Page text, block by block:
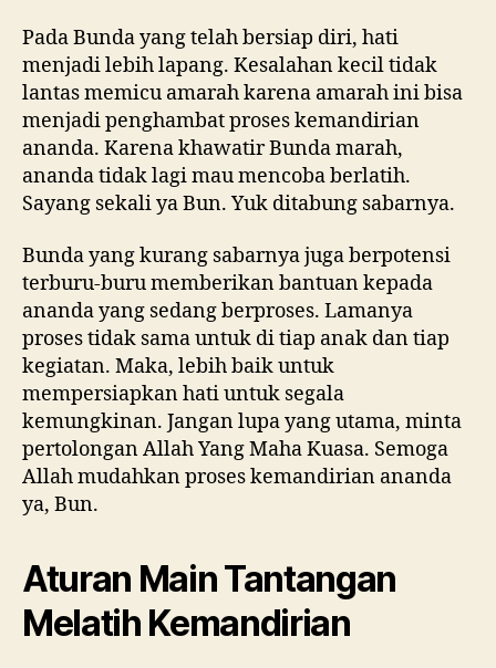
Pada Bunda yang telah bersiap diri, hati
menjadi lebih lapang. Kesalahan kecil tidak
lantas memicu amarah karena amarah ini bisa
menjadi penghambat proses kemandirian
ananda. Karena khawatir Bunda marah,
ananda tidak lagi mau mencoba berlatih.
Sayang sekali ya Bun. Yuk ditabung sabarnya.
Bunda yang kurang sabarnya juga berpotensi
terburu-buru memberikan bantuan kepada
ananda yang sedang berproses. Lamanya
proses tidak sama untuk di tiap anak dan tiap
kegiatan. Maka, lebih baik untuk
mempersiapkan hati untuk segala
kemungkinan. Jangan lupa yang utama, minta
pertolongan Allah Yang Maha Kuasa. Semoga
Allah mudahkan proses kemandirian ananda
ya, Bun.
Aturan Main Tantangan
Melatih Kemandirian